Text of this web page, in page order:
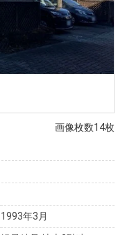
画像枚数14枚
1993年3月